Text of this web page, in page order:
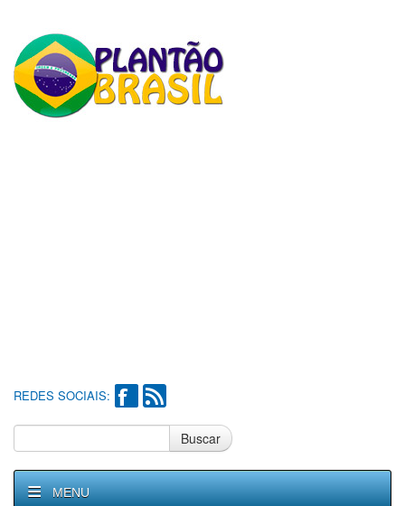
REDES SOCIAIS:
Buscar
MENU